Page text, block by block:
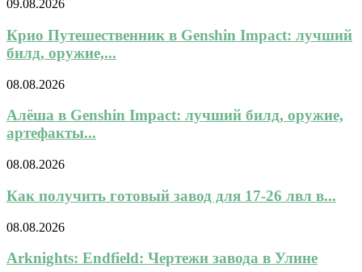
09.08.2026
Крио Путешественник в Genshin Impact: лучший
билд, оружие,...
08.08.2026
Алёша в Genshin Impact: лучший билд, оружие,
артефакты...
08.08.2026
Как получить готовый завод для 17-26 лвл в...
08.08.2026
Arknights: Endfield: Чертежи завода в Улине